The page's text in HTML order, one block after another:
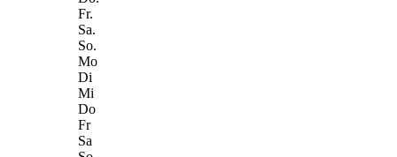
Fr.
Sa.
So.
Mo
Di
Mi
Do
Fr
Sa